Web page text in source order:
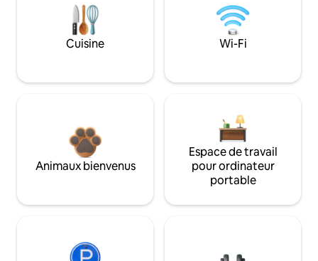
Cuisine Wi-Fi
Animaux bienvenus
Espace de travail
pour ordinateur
portable